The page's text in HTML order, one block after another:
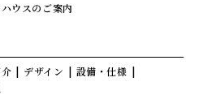
ウスのご案内
デザイン
設備・仕様